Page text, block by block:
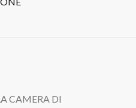
CAMERA DI